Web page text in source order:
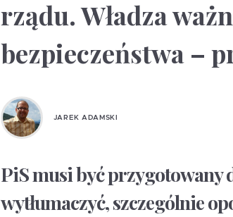
rządu. Władza
bezpieczeństwa –
JAREK ADAMSKI
PiS musi być przygotowany
wytłumaczyć, szczególnie